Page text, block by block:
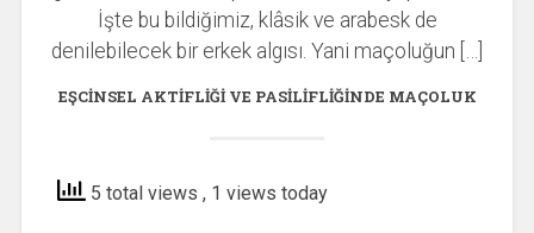
İşte bu bildiğimiz, klâsik ve arabesk de
denilebilecek bir erkek algısı. Yani maçoluğun […]
EŞCINSEL AKTIFLIĞI VE PASILIFLIĞINDE MAÇOLUK
5 total views , 1 views today